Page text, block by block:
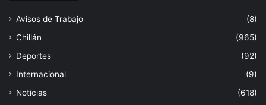
Avisos de Trabajo
(8)
Chillán
(965)
Deportes
(92)
Internacional
(9)
Noticias
(618)